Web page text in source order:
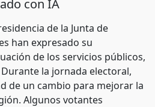
con IA
de la Junta de
han expresado su
de los servicios públicos,
la jornada electoral,
de un cambio para mejorar la
Algunos votantes